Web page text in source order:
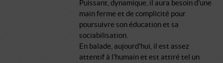
Puissant, dynamique, il aura besoin d'une
main ferme et de complicité pour
poursuivre son éducation et sa
sociabilisation.
En balade, aujourd'hui, il est assez
attentif à l'humain et est attiré tel un